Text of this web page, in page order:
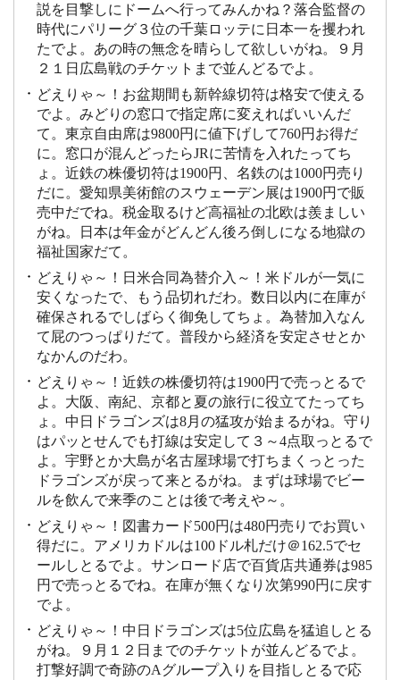
説を目撃しにドームへ行ってみんかね？落合監督の
時代にパリーグ３位の千葉ロッテに日本一を攫われ
たでよ。あの時の無念を晴らして欲しいがね。９月
２１日広島戦のチケットまで並んどるでよ。
どえりゃ～！お盆期間も新幹線切符は格安で使える
でよ。みどりの窓口で指定席に変えればいいんだ
て。東京自由席は9800円に値下げして760円お得だ
に。窓口が混んどったらJRに苦情を入れたってち
ょ。近鉄の株優切符は1900円、名鉄のは1000円売り
だに。愛知県美術館のスウェーデン展は1900円で販
売中だでね。税金取るけど高福祉の北欧は羨ましい
がね。日本は年金がどんどん後ろ倒しになる地獄の
福祉国家だて。
どえりゃ～！日米合同為替介入～！米ドルが一気に
安くなったで、もう品切れだわ。数日以内に在庫が
確保されるでしばらく御免してちょ。為替加入なん
て屁のつっぱりだて。普段から経済を安定させとか
なかんのだわ。
どえりゃ～！近鉄の株優切符は1900円で売っとるで
よ。大阪、南紀、京都と夏の旅行に役立てたってち
ょ。中日ドラゴンズは8月の猛攻が始まるがね。守り
はパッとせんでも打線は安定して３～4点取っとるで
よ。宇野とか大島が名古屋球場で打ちまくっとった
ドラゴンズが戻って来とるがね。まずは球場でビー
ルを飲んで来季のことは後で考えや～。
どえりゃ～！図書カード500円は480円売りでお買い
得だに。アメリカドルは100ドル札だけ＠162.5でセ
ールしとるでよ。サンロード店で百貨店共通券は985
円で売っとるでね。在庫が無くなり次第990円に戻す
でよ。
どえりゃ～！中日ドラゴンズは5位広島を猛追しとる
がね。９月１２日までのチケットが並んどるでよ。
打撃好調で奇跡のAグループ入りを目指しとるで応